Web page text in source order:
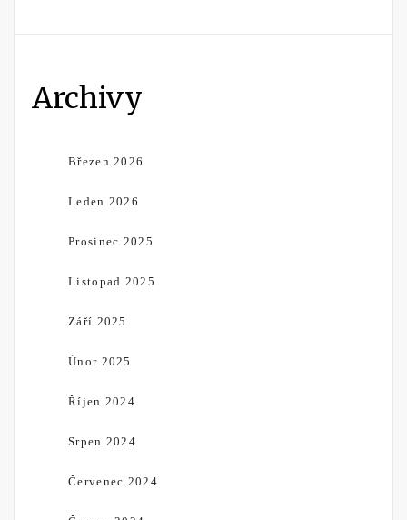
Archivy
Březen 2026
Leden 2026
Prosinec 2025
Listopad 2025
Září 2025
Únor 2025
Říjen 2024
Srpen 2024
Červenec 2024